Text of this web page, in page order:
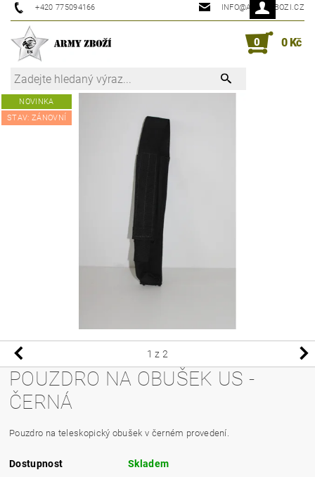
+420 775094166 INFO@ARMYZBOZI.CZ
0 0 Kč
NOVINKA
STAV: ZÁNOVNÍ
1 z 2
POUZDRO NA OBUŠEK US -
ČERNÁ
Pouzdro na teleskopický obušek v černém provedení.
Dostupnost Skladem